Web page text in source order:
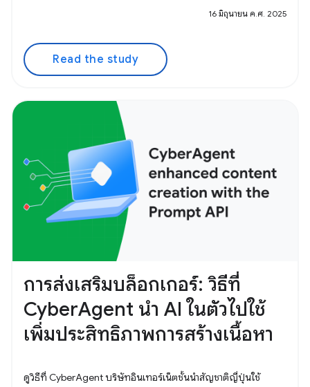
16 มิถุนายน ค.ศ. 2025
Read the study
การส่งเสริมบล็อกเกอร์: วิธีที่
CyberAgent นำ AI ในตัวไปใช้
เพิ่มประสิทธิภาพการสร้างเนื้อหา
ดูวิธีที่ CyberAgent บริษัทอินเทอร์เน็ตชั้นนำสัญชาติญี่ปุ่นใช้